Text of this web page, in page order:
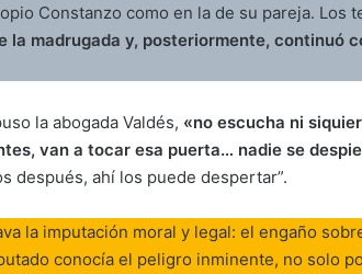
Constanzo como en la de su pareja. Los
la madrugada y, posteriormente, continuó
la abogada Valdés, «no escucha ni
van a tocar esa puerta… nadie se
después, ahí los puede despertar”.
la imputación moral y legal: el engaño
conocía el peligro inminente, no solo